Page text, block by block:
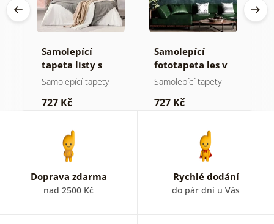
Samolepící
tapeta listy s
pastelovým
Samolepící tapety
727 Kč
Samolepící
fototapeta les v
mlze
Samolepící tapety
727 Kč
Doprava zdarma
nad 2500 Kč
Rychlé dodání
do pár dní u Vás